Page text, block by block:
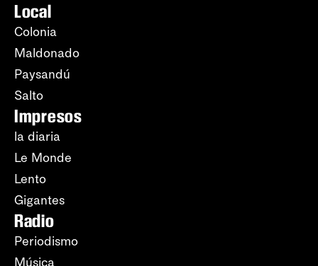
Local
Colonia
Maldonado
Paysandú
Salto
Impresos
la diaria
Le Monde
Lento
Gigantes
Radio
Periodismo
Música